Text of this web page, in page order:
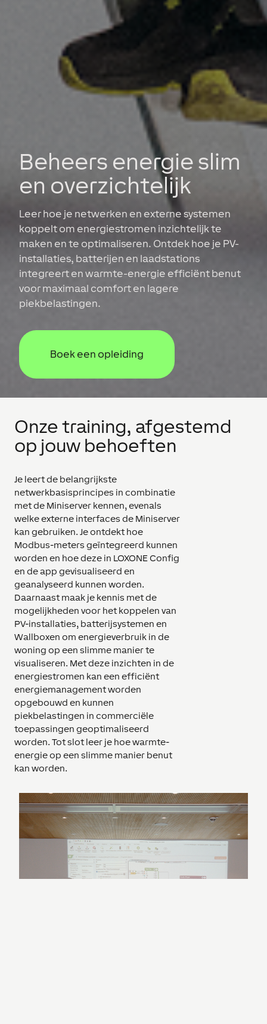
Beheers energie slim
en overzichtelijk
Leer hoe je netwerken en externe systemen
koppelt om energiestromen inzichtelijk te
maken en te optimaliseren. Ontdek hoe je PV-
installaties, batterijen en laadstations
integreert en warmte-energie efficiënt benut
voor maximaal comfort en lagere
piekbelastingen.
Boek een opleiding
Onze training, afgestemd
op jouw behoeften
Je leert de belangrijkste
netwerkbasisprincipes in combinatie
met de Miniserver kennen, evenals
welke externe interfaces de Miniserver
kan gebruiken. Je ontdekt hoe
Modbus-meters geïntegreerd kunnen
worden en hoe deze in LOXONE Config
en de app gevisualiseerd en
geanalyseerd kunnen worden.
Daarnaast maak je kennis met de
mogelijkheden voor het koppelen van
PV-installaties, batterijsystemen en
Wallboxen om energieverbruik in de
woning op een slimme manier te
visualiseren. Met deze inzichten in de
energiestromen kan een efficiënt
energiemanagement worden
opgebouwd en kunnen
piekbelastingen in commerciële
toepassingen geoptimaliseerd
worden. Tot slot leer je hoe warmte-
energie op een slimme manier benut
kan worden.